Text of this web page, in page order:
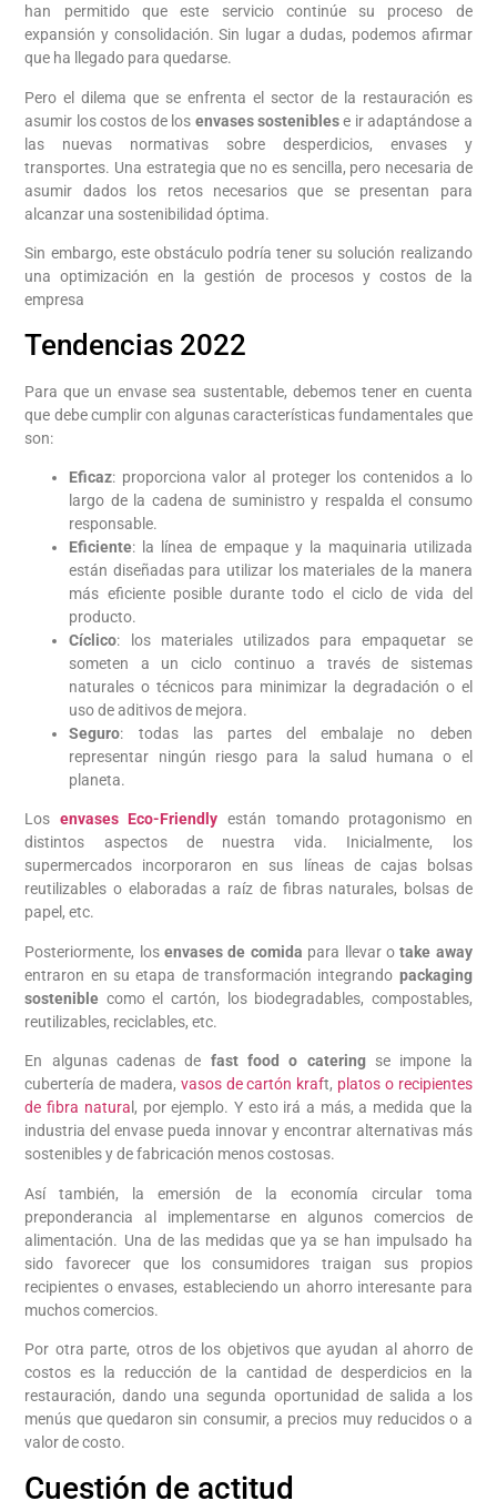
han permitido que este servicio continúe su proceso de
expansión y consolidación. Sin lugar a dudas, podemos afirmar
que ha llegado para quedarse.
Pero el dilema que se enfrenta el sector de la restauración es
asumir los costos de los envases sosteniblese ir adaptándose a
las nuevas normativas sobre desperdicios, envases y
transportes. Una estrategia que no es sencilla, pero necesaria de
asumir dados los retos necesarios que se presentan para
alcanzar una sostenibilidad óptima.
Sin embargo, este obstáculo podría tener su solución realizando
una optimización en la gestión de procesos y costos de la
empresa
Tendencias 2022
Para que un envase sea sustentable, debemos tener en cuenta
que debe cumplir con algunas características fundamentales que
son:
Eficaz: proporciona valor al proteger los contenidos a lo
largo de la cadena de suministro y respalda el consumo
responsable.
Eficiente: la línea de empaque y la maquinaria utilizada
están diseñadas para utilizar los materiales de la manera
más eficiente posible durante todo el ciclo de vida del
producto.
Cíclico: los materiales utilizados para empaquetar se
someten a un ciclo continuo a través de sistemas
naturales o técnicos para minimizar la degradación o el
uso de aditivos de mejora.
Seguro: todas las partes del embalaje no deben
representar ningún riesgo para la salud humana o el
planeta.
Los envases Eco-Friendly están tomando protagonismo en
distintos aspectos de nuestra vida. Inicialmente, los
supermercados incorporaron en sus líneas de cajas bolsas
reutilizables o elaboradas a raíz de fibras naturales, bolsas de
papel, etc.
Posteriormente, losenvases de comida para llevar otake away
entraron en su etapa de transformación integrando packaging
sostenible como el cartón, los biodegradables, compostables,
reutilizables, reciclables, etc.
En algunas cadenas de fast food o cateringse impone la
cubertería de madera, vasos de cartón kraft, platos o recipientes
de fibra natura l, por ejemplo. Y esto irá a más, a medida que la
industria del envase pueda innovar y encontrar alternativas más
sostenibles y de fabricación menos costosas.
Así también, la emersión de la economía circular toma
preponderancia al implementarse en algunos comercios de
alimentación. Una de las medidas que ya se han impulsado ha
sido favorecer que los consumidores traigan sus propios
recipientes o envases, estableciendo un ahorro interesante para
muchos comercios.
Por otra parte, otros de los objetivos que ayudan al ahorro de
costos es la reducción de la cantidad de desperdicios en la
restauración, dando una segunda oportunidad de salida a los
menús que quedaron sin consumir, a precios muy reducidos o a
valor de costo.
Cuestión de actitud